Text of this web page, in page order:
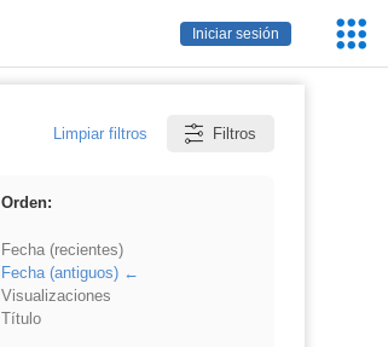
Iniciar sesión
Limpiar filtros Filtros
Orden:
Fecha (recientes)
Fecha (antiguos)
Visualizaciones
Título